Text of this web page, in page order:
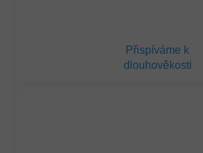
Přispíváme k
dlouhověkosti